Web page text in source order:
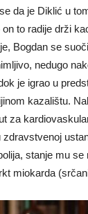
da je Diklić u
to radije drži
Bogdan se
nedugo
je igrao u
kazalištu.
za
zdravstvenoj
stanje mu se
miokarda